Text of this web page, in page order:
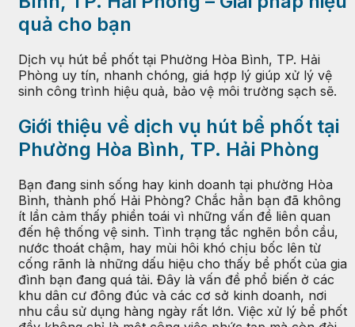
quả cho bạn
Dịch vụ hút bể phốt tại Phường Hòa Bình, TP. Hải
Phòng uy tín, nhanh chóng, giá hợp lý giúp xử lý vệ
sinh công trình hiệu quả, bảo vệ môi trường sạch sẽ.
Giới thiệu về dịch vụ hút bể phốt tại
Phường Hòa Bình, TP. Hải Phòng
Bạn đang sinh sống hay kinh doanh tại phường Hòa
Bình, thành phố Hải Phòng? Chắc hẳn bạn đã không
ít lần cảm thấy phiền toái vì những vấn đề liên quan
đến hệ thống vệ sinh. Tình trạng tắc nghẽn bồn cầu,
nước thoát chậm, hay mùi hôi khó chịu bốc lên từ
cống rãnh là những dấu hiệu cho thấy bể phốt của gia
đình bạn đang quá tải. Đây là vấn đề phổ biến ở các
khu dân cư đông đúc và các cơ sở kinh doanh, nơi
nhu cầu sử dụng hàng ngày rất lớn. Việc xử lý bể phốt